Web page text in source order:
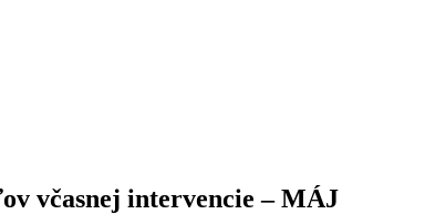
včasnej intervencie – MÁJ